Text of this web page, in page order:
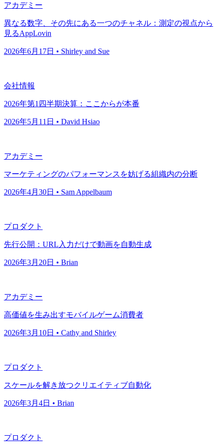
アカデミー
異なる数字、その先にある一つのチャネル：測定の視点から
見るAppLovin
2026年6月17日 • Shirley and Sue
会社情報
2026年第1四半期決算：ここからが本番
2026年5月11日 • David Hsiao
アカデミー
マーケティングのパフォーマンスを妨げる組織内の分断
2026年4月30日 • Sam Appelbaum
プロダクト
先行公開：URL入力だけで動画を自動生成
2026年3月20日 • Brian
アカデミー
高価値を生み出すモバイルゲーム消費者
2026年3月10日 • Cathy and Shirley
プロダクト
スケールを解き放つクリエイティブ自動化
2026年3月4日 • Brian
プロダクト